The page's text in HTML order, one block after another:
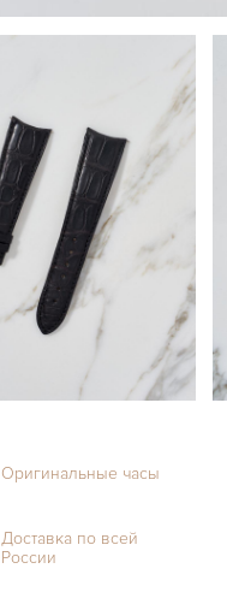
Оригинальные часы
Доставка по всей
России